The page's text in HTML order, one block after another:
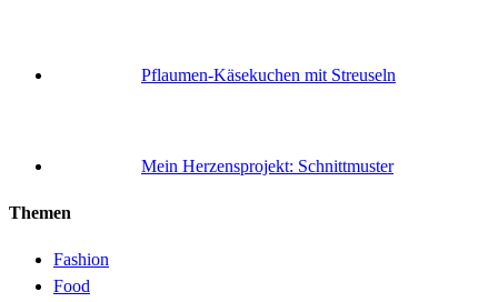
Pflaumen-Käsekuchen mit Streuseln
Mein Herzensprojekt: Schnittmuster
Themen
Fashion
Food